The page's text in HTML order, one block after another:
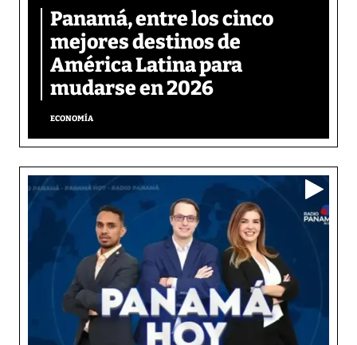
Panamá, entre los cinco
mejores destinos de
América Latina para
mudarse en 2026
ECONOMÍA